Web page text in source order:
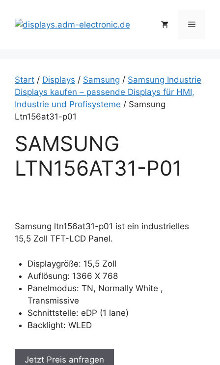
Inhalt
springen
Menü
Start / Displays / Samsung / Samsung Industrie
Displays kaufen – passende Displays für HMI,
Industrie und Profisysteme / Samsung
Ltn156at31-p01
SAMSUNG
LTN156AT31-P01
Samsung ltn156at31-p01 ist ein industrielles
15,5 Zoll TFT-LCD Panel.
Displaygröße: 15,5 Zoll
Auflösung: 1366 X 768
Panelmodus: TN, Normally White ,
Transmissive
Schnittstelle: eDP (1 lane)
Backlight: WLED
Jetzt Preis anfragen